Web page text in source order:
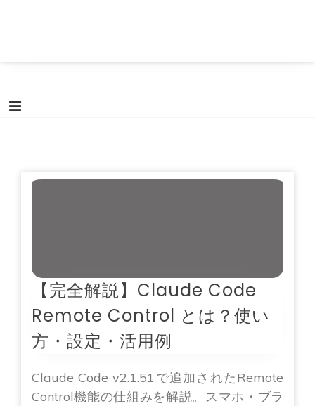
【完全解説】Claude Code
Remote Control とは？使い
方・設定・活用例
Claude Code v2.1.51で追加されたRemote
Control機能の仕組みを解説。スマホ・ブラ